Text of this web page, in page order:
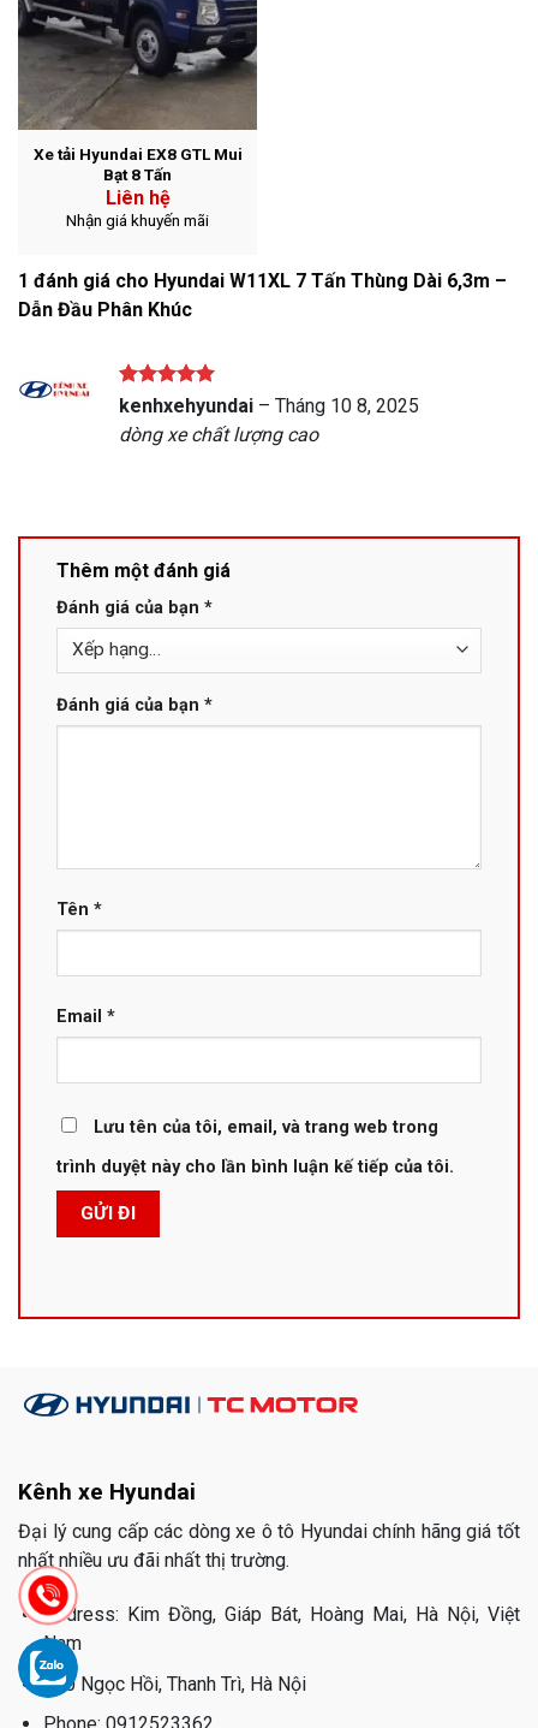
Xe tải Hyundai EX8 GTL Mui
Bạt 8 Tấn
Liên hệ
Nhận giá khuyến mãi
1 đánh giá cho Hyundai W11XL 7 Tấn Thùng Dài 6,3m –
Dẫn Đầu Phân Khúc
Được xếp
sao
kenhxehyundai – Tháng 10 8, 2025
dòng xe chất lượng cao
Thêm một đánh giá
Đánh giá của bạn *
Đánh giá của bạn *
Tên *
Email *
Lưu tên của tôi, email, và trang web trong
trình duyệt này cho lần bình luận kế tiếp của tôi.
Kênh xe Hyundai
Đại lý cung cấp các dòng xe ô tô Hyundai chính hãng giá tốt
nhất nhiều ưu đãi nhất thị trường.
Address: Kim Đồng, Giáp Bát, Hoàng Mai, Hà Nội, Việt
Nam
510 Ngọc Hồi, Thanh Trì, Hà Nội